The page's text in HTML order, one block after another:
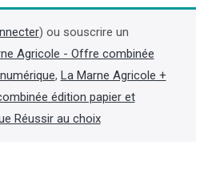
) ou souscrire un
Agricole - Offre combinée
, La Marne Agricole +
édition papier et
Réussir au choix
projet de 2,5 Md$ pour stimuler
la production de biogaz
L'Inde a approuvé le 6 août un
programme de biogaz de 2,5 Md$
visant à augmenter fortement la
production nationale de carburants
propres, après que les pénuries liées